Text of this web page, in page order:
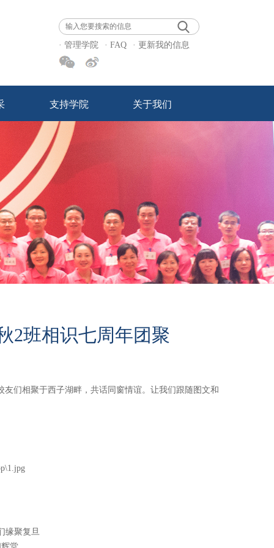
· 管理学院 · FAQ · 更新我的信息
支持学院 关于我们
2班相识七周年团聚
友们相聚于西子湖畔，共话同窗情谊。让我们跟随图文和
缘聚复旦